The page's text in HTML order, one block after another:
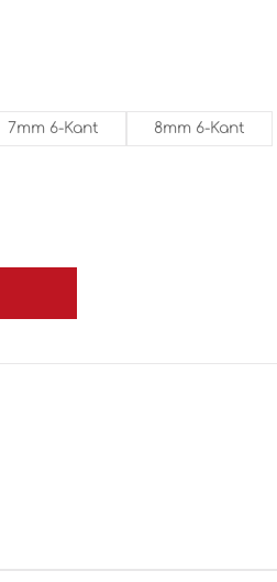
Sternen
7mm 6-Kant 8mm 6-Kant
gewünschten